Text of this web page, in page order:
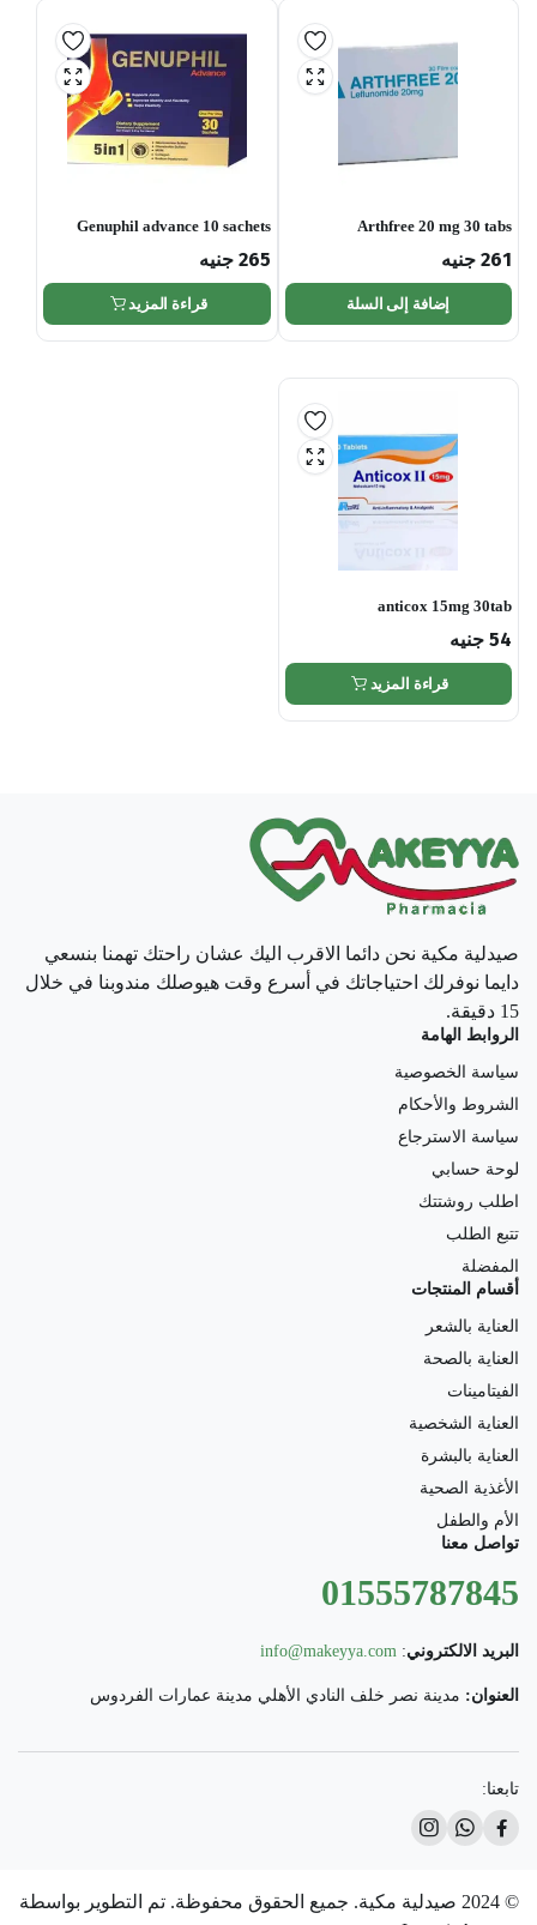
Arthfree 20 mg 30 tabs
261 جنيه
إضافة إلى السلة
Genuphil advance 10 sachets
265 جنيه
قراءة المزيد
anticox 15mg 30tab
54 جنيه
قراءة المزيد
صيدلية مكية نحن دائما الاقرب اليك عشان راحتك تهمنا بنسعي
دايما نوفرلك احتياجاتك في أسرع وقت هيوصلك مندوبنا في خلال
15 دقيقة.
الروابط الهامة
سياسة الخصوصية
الشروط والأحكام
سياسة الاسترجاع
لوحة حسابي
اطلب روشتتك
تتبع الطلب
المفضلة
أقسام المنتجات
العناية بالشعر
العناية بالصحة
الفيتامينات
العناية الشخصية
العناية بالبشرة
الأغذية الصحية
الأم والطفل
تواصل معنا
01555787845
البريد الالكتروني:
info@makeyya.com
العنوان: مدينة نصر خلف النادي الأهلي مدينة عمارات الفردوس
تابعنا:
© 2024 صيدلية مكية. جميع الحقوق محفوظة. تم التطوير بواسطة